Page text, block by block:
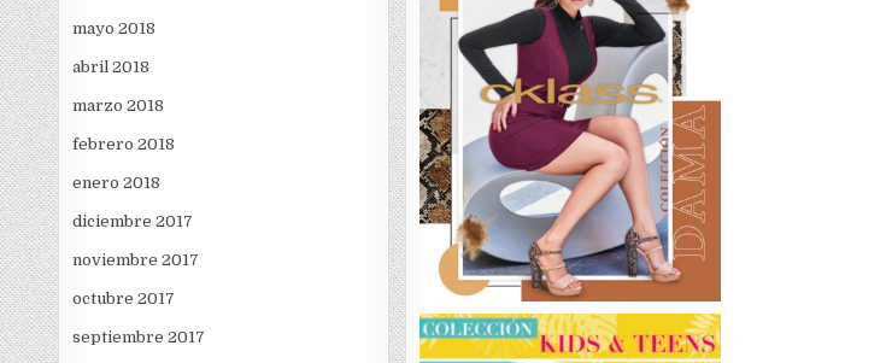
mayo 2018
abril 2018
marzo 2018
febrero 2018
enero 2018
diciembre 2017
noviembre 2017
octubre 2017
septiembre 2017